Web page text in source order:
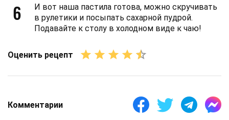
6
И вот наша пастила готова, можно скручивать
в рулетики и посыпать сахарной пудрой.
Подавайте к столу в холодном виде к чаю!
Оценить рецепт
Комментарии